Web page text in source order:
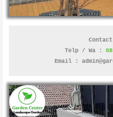
Telp / Wa :
Email :